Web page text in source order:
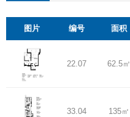
图片 编号 面积
22.07 62.5㎡
33.04 135㎡